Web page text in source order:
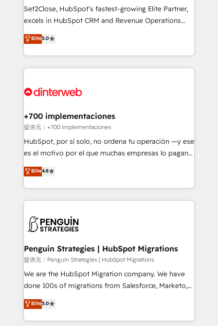
commercialization, real estate, health, education,
SaaS, Software Dev & IT and consulting, make the
the United States, EU, UAE, Mexico and Latin
America. From casual user to super fan: make
Set2Close, HubSpot’s fastest-growing Elite Partner,
excels in HubSpot CRM and Revenue Operations
(RevOps) services to boost B2B sales and growth.
As a top HubSpot Elite Partner, we specialize in
custom HubSpot CRM solutions. Our experts design,
implement, and optimize systems to enhance user
marketing, and service teams. From setup to
management, and speed up deal closures. With 500+
projects completed, our Agile approach ensures your
HubSpot CRM drives measurable results. Our
RevOps services align your sales, marketing, and
optimize the revenue lifecycle—lead generation to
retention—by refining processes and eliminating
maximize profitability and adapt to your goals.
Elite5.0
+700 implementaciones
提供元：+700 implementaciones
HubSpot, por sí solo, no ordena tu operación —y ese
es el motivo por el que muchas empresas lo pagan y
aun así no crecen. Suele ser un círculo: procesos que
no generan datos confiables, datos que no permiten
decidir bien, y decisiones que no logran mejorar los
procesos. Y así, vuelta tras vuelta, el negocio gira sin
el CRM y más con cómo opera la empresa por
paso a paso, sin frenarla, con la adopción que todos
buscan y pocos logran. Así HubSpot por fin rinde. Y
hay algo más: cada proceso que ordenás construye
el contexto real de cómo opera tu empresa —lo
donde todos tendrán la misma IA, va a ganar quien
tenga el mejor contexto para alimentarla. Sin
Elite4.8
Penguin Strategies | HubSpot Migrations
提供元：Penguin Strategies | HubSpot Migrations
We are the HubSpot Migration company. We have
done 100s of migrations from Salesforce, Marketo,
Eloqua, Microsoft Dynamics, pipedrive and others.
We leverage our proven processes and AI to get it
done right the first time. We help companies build
Elite5.0